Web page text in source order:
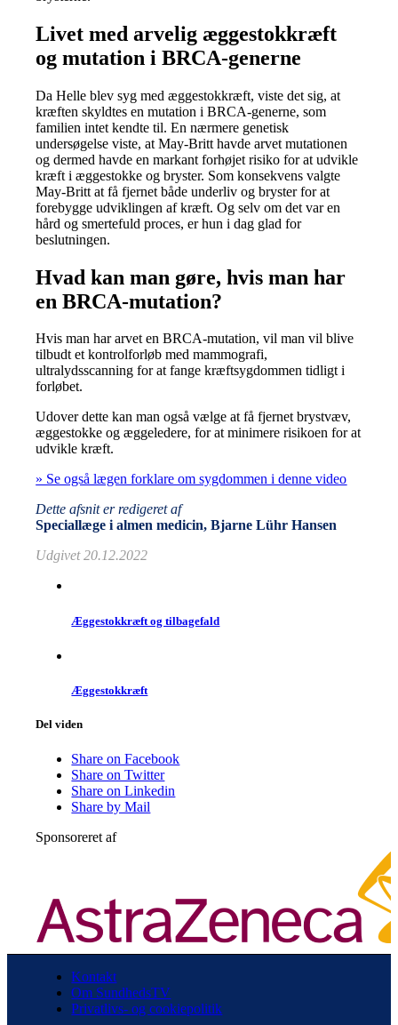
Livet med arvelig æggestokkræft
og mutation i BRCA-generne
Da Helle blev syg med æggestokkræft, viste det sig, at
kræften skyldtes en mutation i BRCA-generne, som
familien intet kendte til. En nærmere genetisk
undersøgelse viste, at May-Britt havde arvet mutationen
og dermed havde en markant forhøjet risiko for at udvikle
kræft i æggestokke og bryster. Som konsekvens valgte
May-Britt at få fjernet både underliv og bryster for at
forebygge udviklingen af kræft. Og selv om det var en
hård og smertefuld proces, er hun i dag glad for
beslutningen.
Hvad kan man gøre, hvis man har
en BRCA-mutation?
Hvis man har arvet en BRCA-mutation, vil man vil blive
tilbudt et kontrolforløb med mammografi,
ultralydsscanning for at fange kræftsygdommen tidligt i
forløbet.
Udover dette kan man også vælge at få fjernet brystvæv,
æggestokke og æggeledere, for at minimere risikoen for at
udvikle kræft.
» Se også lægen forklare om sygdommen i denne video
Dette afsnit er redigeret af
Speciallæge i almen medicin, Bjarne Lühr Hansen
Udgivet 20.12.2022
Æggestokkræft og tilbagefald
Æggestok­kræft
Del viden
Share on Facebook
Share on Twitter
Share on Linkedin
Share by Mail
Sponsoreret af
Kontakt
Om SundhedsTV
Privatlivs- og cookiepolitik